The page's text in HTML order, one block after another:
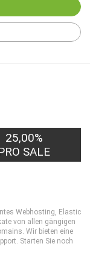
25,00%
SALE
Webhosting, Elastic
von allen gängigen
Wir bieten eine
Starten Sie noch